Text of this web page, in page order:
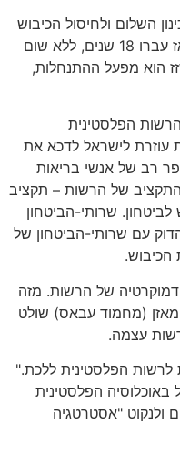
השלום ולחיסול הכיבוש
היה אמור להסתיים בשנת 1999. מאז עברו 18 שנים, ללא שום
הוא מפעל ההתנחלות,
הפלסטינית
עוזרת לישראל לדכא את
רב של אנשי בריאות
התקציב של הרשות – תקציב
לביטחון. שרותי-הביטחון
עם שרותי-הביטחון של
הכיבוש.
של הרשות. מזה
מאזן (מחמוד עבאס) שולט
עצמה.
לרשות הפלסטינית ללכת."
הפלסטינית
ולנקוט "אסטרטגיה